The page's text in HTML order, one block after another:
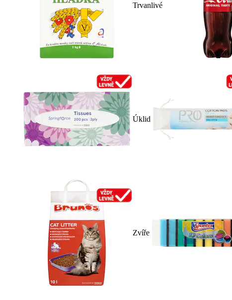
Trvanlivé
Úklid
Zvíře